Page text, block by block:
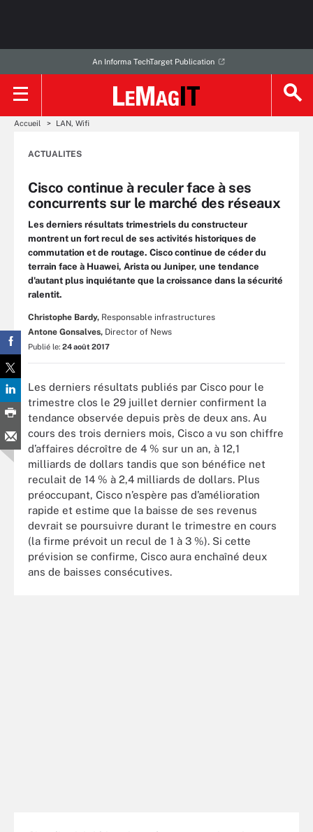
An Informa TechTarget Publication
Accueil LAN, Wifi
ACTUALITES
Cisco continue à reculer face à ses
concurrents sur le marché des réseaux
Les derniers résultats trimestriels du constructeur
montrent un fort recul de ses activités historiques de
commutation et de routage. Cisco continue de céder du
terrain face à Huawei, Arista ou Juniper, une tendance
d'autant plus inquiétante que la croissance dans la sécurité
ralentit.
Christophe Bardy, Responsable infrastructures
Antone Gonsalves, Director of News
Publié le: 24 août 2017
Les derniers résultats publiés par Cisco pour le
trimestre clos le 29 juillet dernier confirment la
tendance observée depuis près de deux ans. Au
cours des trois derniers mois, Cisco a vu son chiffre
d’affaires décroître de 4 % sur un an, à 12,1
milliards de dollars tandis que son bénéfice net
reculait de 14 % à 2,4 milliards de dollars. Plus
préoccupant, Cisco n’espère pas d’amélioration
rapide et estime que la baisse de ses revenus
devrait se poursuivre durant le trimestre en cours
(la firme prévoit un recul de 1 à 3 %). Si cette
prévision se confirme, Cisco aura enchaîné deux
ans de baisses consécutives.